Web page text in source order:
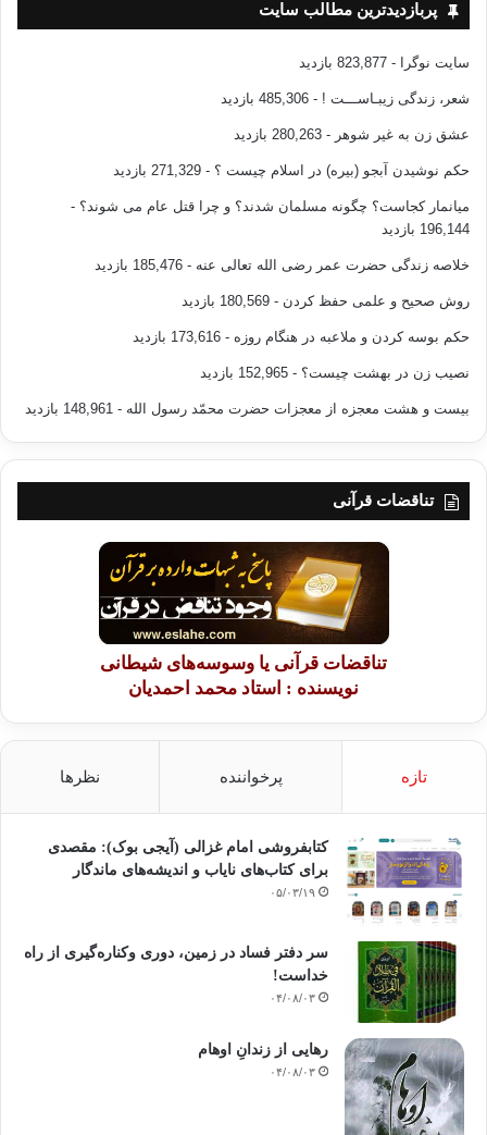
پربازدیدترین مطالب سایت
سایت نوگرا - 823,877 بازدید
شعر، زندگی زیبـاســـت ! - 485,306 بازدید
عشق زن به غیر شوهر - 280,263 بازدید
حکم نوشیدن آبجو (بیره) در اسلام چیست ؟ - 271,329 بازدید
میانمار کجاست؟ چگونه مسلمان شدند؟ و چرا قتل عام می شوند؟ -
196,144 بازدید
خلاصه زندگی حضرت عمر رضی الله تعالی عنه - 185,476 بازدید
روش صحیح و علمی حفظ کردن - 180,569 بازدید
حکم بوسه کردن و ملاعبه در هنگام روزه - 173,616 بازدید
نصیب زن در بهشت چیست؟ - 152,965 بازدید
بیست و هشت معجزه از معجزات حضرت محمّد رسول الله - 148,961 بازدید
تناقضات قرآنی
تناقضات قرآنی یا وسوسه‌های شیطانی
نویسنده : استاد محمد احمدیان
تازه پرخواننده نظرها
کتابفروشی امام غزالی (آیجی بوک): مقصدی
برای کتاب‌های نایاب و اندیشه‌های ماندگار
۰۵/۰۳/۱۹
سر دفتر فساد در زمین‌، دوری وکناره‌گیری از راه
خداست‌!
۰۴/۰۸/۰۳
رهایی از زندانِ اوهام
۰۴/۰۸/۰۳